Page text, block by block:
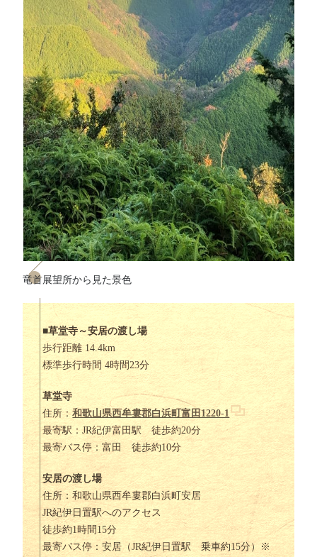
竜首展望所から見た景色
■草堂寺～安居の渡し場
歩行距離 14.4km
標準歩行時間 4時間23分
草堂寺
住所：和歌山県西牟婁郡白浜町富田1220-1
最寄駅：JR紀伊富田駅 徒歩約20分
最寄バス停：富田 徒歩約10分
安居の渡し場
住所：和歌山県西牟婁郡白浜町安居
JR紀伊日置駅へのアクセス
徒歩約1時間15分
最寄バス停：安居（JR紀伊日置駅 乗車約15分）※